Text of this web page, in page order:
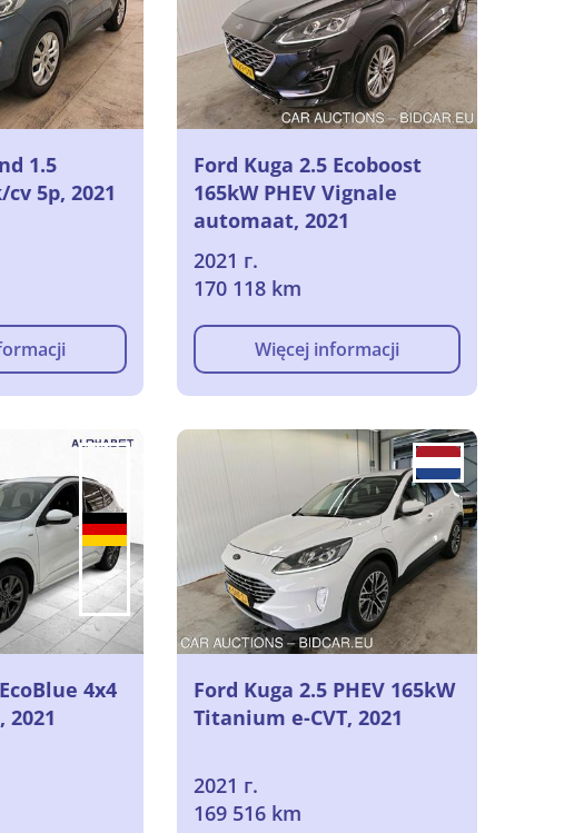
1.5
5p, 2021
Ford Kuga 2.5 Ecoboost
165kW PHEV Vignale
automaat, 2021
2021 г.
170 118 km
Więcej informacji
4x4
2021
Ford Kuga 2.5 PHEV 165kW
Titanium e-CVT, 2021
2021 г.
169 516 km